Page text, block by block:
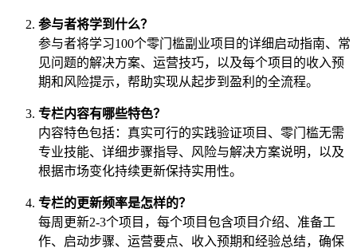
参与者将学到什么？
参与者将学习100个零门槛副业项目的详细启动指南、常
见问题的解决方案、运营技巧，以及每个项目的收入预
期和风险提示，帮助实现从起步到盈利的全流程。
专栏内容有哪些特色？
内容特色包括：真实可行的实践验证项目、零门槛无需
专业技能、详细步骤指导、风险与解决方案说明，以及
根据市场变化持续更新保持实用性。
专栏的更新频率是怎样的？
每周更新2-3个项目，每个项目包含项目介绍、准备工
作、启动步骤、运营要点、收入预期和经验总结，确保